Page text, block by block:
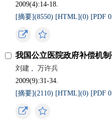
2009(4):14-18.
[摘要](8550) [HTML](0) [PDF
我国公立医院政府补偿机
刘建 ,
万许兵
2009(9):31-34.
[摘要](2110) [HTML](0) [PDF